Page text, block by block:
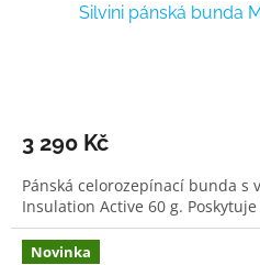
Silvini pánská bunda
3 290 Kč
Pánská celorozepínací bunda
Insulation Active 60 g.
Novinka